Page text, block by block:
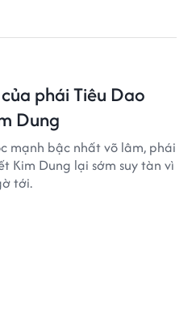
phái Tiêu Dao
Dung
mạnh bậc nhất võ lâm, phái
Kim Dung lại sớm suy tàn vì
tới.